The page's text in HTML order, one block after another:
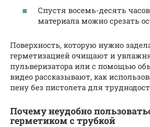
Спустя восемь-десять
материала можно срезать
Поверхность, которую нужно
герметизацией очищают и
пульверизатора или с помощью
видео рассказывают, как
пену без пистолета для
Почему неудобно
герметиком с трубкой